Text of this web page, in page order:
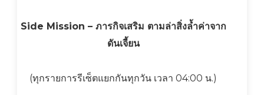
Side Mission – ภารกิจเสริม ตามล่าสิ่งล้ำค่าจาก
ดันเจี้ยน
(ทุกรายการรีเซ็ตแยกกันทุกวัน เวลา 04:00 น.)